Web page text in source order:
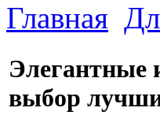
Главная
Элегантные
выбор